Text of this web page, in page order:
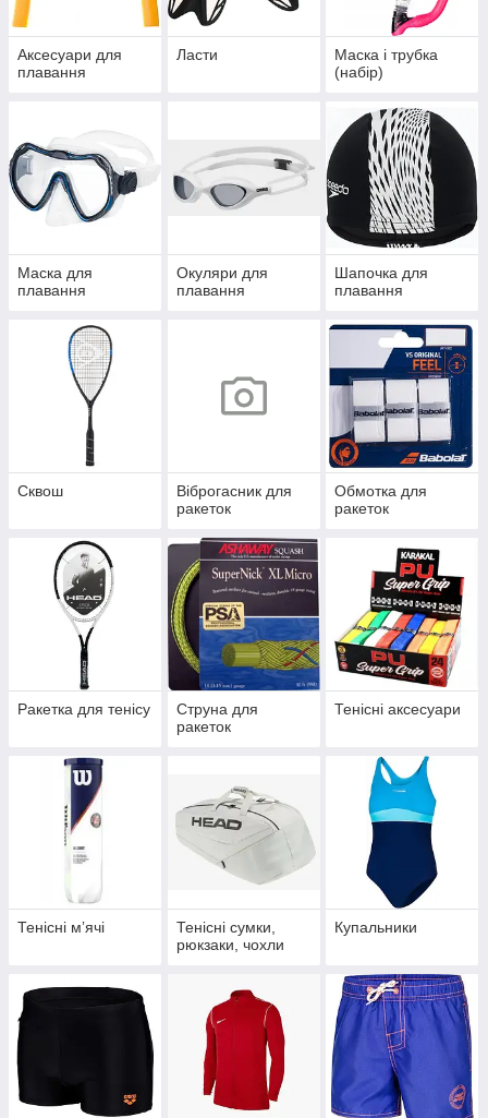
Аксесуари для
плавання
Ласти
Маска і трубка
(набір)
Маска для
плавання
Окуляри для
плавання
Шапочка для
плавання
Сквош
Віброгасник для
ракеток
Обмотка для
ракеток
Ракетка для тенісу
Струна для
ракеток
Тенісні аксесуари
Тенісні мʼячі
Тенісні сумки,
рюкзаки, чохли
Купальники